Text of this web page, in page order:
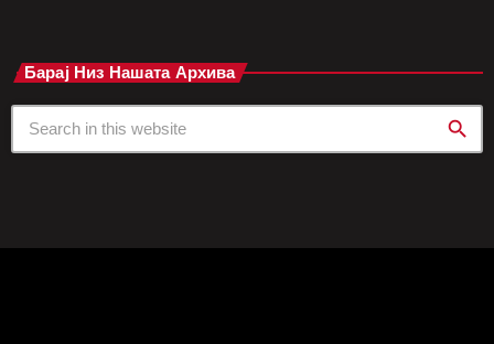
Барај Низ Нашата Архива
search